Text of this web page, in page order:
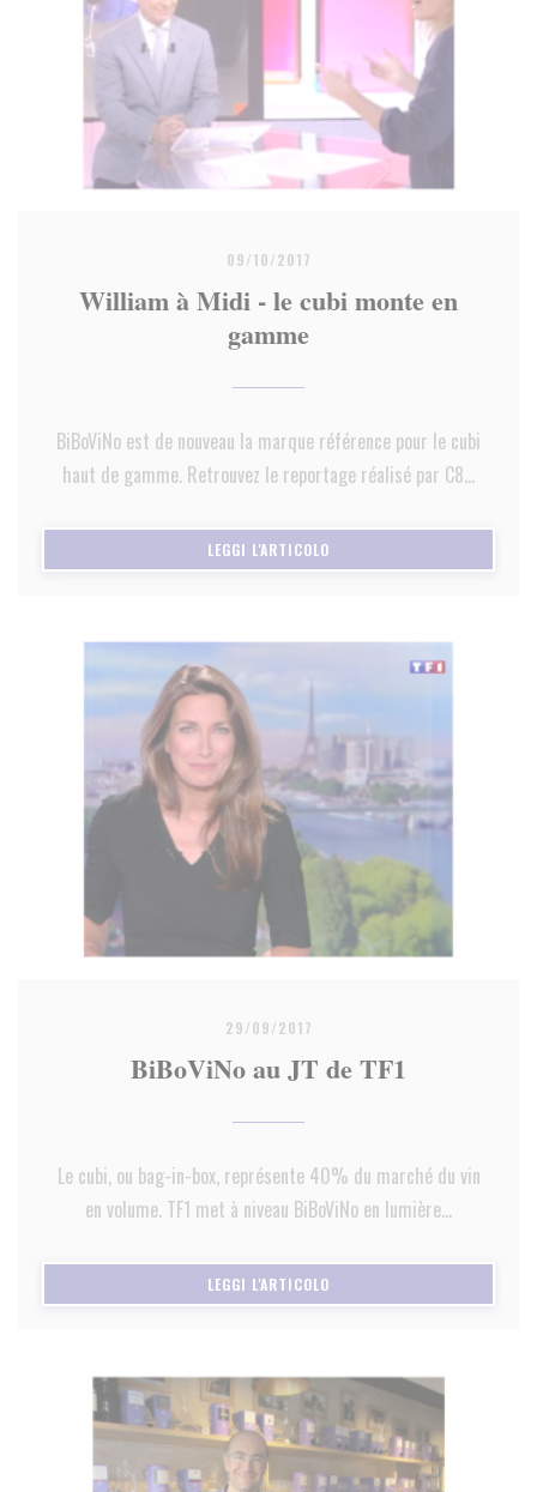
09/10/2017
William à Midi - le cubi monte en
gamme
BiBoViNo est de nouveau la marque référence pour le cubi
haut de gamme. Retrouvez le reportage réalisé par C8...
LEGGI L'ARTICOLO((APRE UNA NUOVA
29/09/2017
BiBoViNo au JT de TF1
Le cubi, ou bag-in-box, représente 40% du marché du vin
en volume. TF1 met à niveau BiBoViNo en lumière...
LEGGI L'ARTICOLO((APRE UNA NUOVA